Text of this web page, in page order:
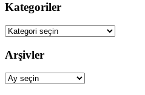
Kategoriler
Kategoriler
Arşivler
Arşivler